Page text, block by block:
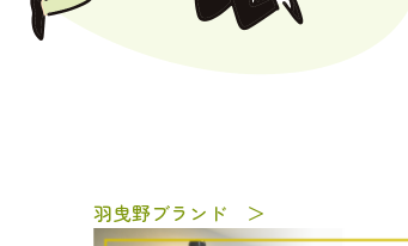
羽曳野ブランド ＞